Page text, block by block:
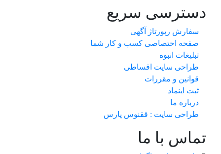
دسترسی سریع
سفارش رپورتاژ آگهی
صفحه اختصاصی کسب و کار شما
تبلیغات انبوه
طراحی سایت اقساطی
قوانین و مقررات
ثبت اینماد
درباره ما
طراحی سایت : ققنوس پارس
تماس با ما